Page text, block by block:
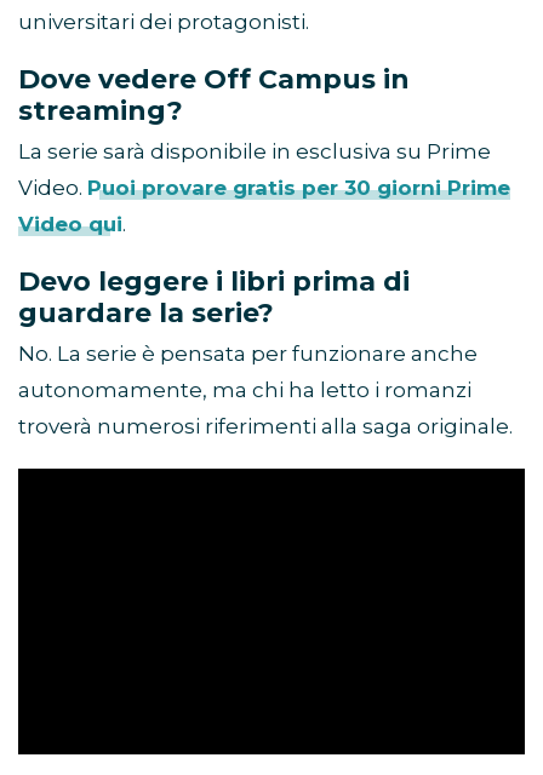
universitari dei protagonisti.
Dove vedere Off Campus in
streaming?
La serie sarà disponibile in esclusiva su Prime
Video. Puoi provare gratis per 30 giorni Prime
Video qui.
Devo leggere i libri prima di
guardare la serie?
No. La serie è pensata per funzionare anche
autonomamente, ma chi ha letto i romanzi
troverà numerosi riferimenti alla saga originale.